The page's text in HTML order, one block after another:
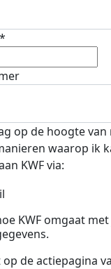
op de hoogte van
waarop ik
KWF via:
KWF omgaat
op de actiepagina